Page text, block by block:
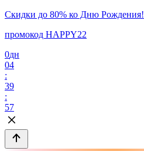
Скидки до 80% ко Дню Рождения!
промокод HAPPY22
0дн
04
:
39
:
57